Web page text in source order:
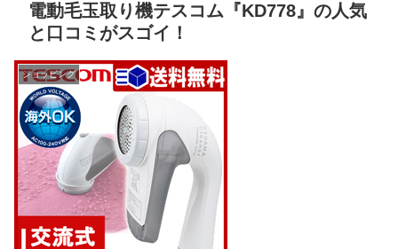
電動毛玉取り機テスコム『KD778』の人気
と口コミがスゴイ！
ショッピング